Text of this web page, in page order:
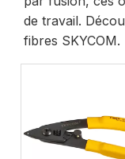
de travail.
fibres SKYCOM.